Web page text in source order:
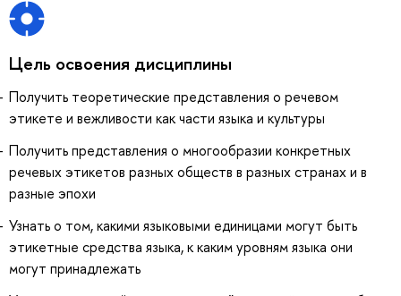
Цель освоения дисциплины
Получить теоретические представления о речевом
этикете и вежливости как части языка и культуры
Получить представления о многообразии конкретных
речевых этикетов разных обществ в разных странах и в
разные эпохи
Узнать о том, какими языковыми единицами могут быть
этикетные средства языка, к каким уровням языка они
могут принадлежать